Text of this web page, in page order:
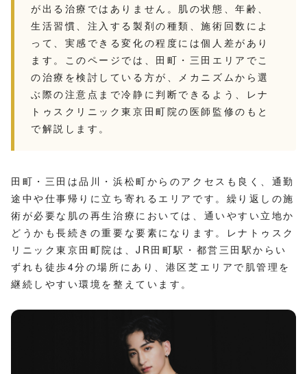
が出る治療ではありません。肌の状態、年齢、
生活習慣、注入する製剤の種類、施術回数によ
って、実感できる変化の程度には個人差があり
ます。このページでは、田町・三田エリアでこ
の治療を検討している方が、メカニズムから選
ぶ際の注意点まで冷静に判断できるよう、レナ
トゥスクリニック東京田町院の医師監修のもと
で解説します。
田町・三田は品川・浜松町からのアクセスも良く、通勤
途中や仕事帰りに立ち寄れるエリアです。繰り返しの施
術が必要な肌の再生治療においては、通いやすい立地か
どうかも長続きの重要な要素になります。レナトゥスク
リニック東京田町院は、JR田町駅・都営三田駅からい
ずれも徒歩4分の場所にあり、港区芝エリアで肌管理を
継続しやすい環境を整えています。